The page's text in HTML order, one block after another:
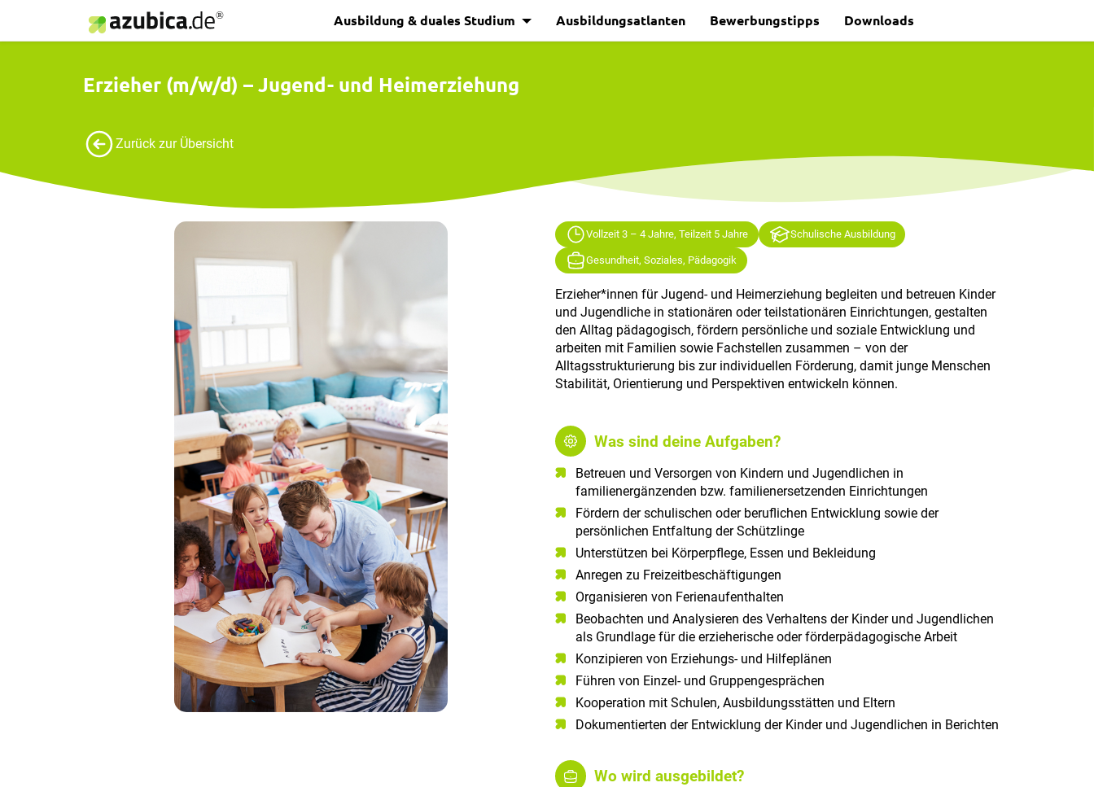
Ausbildung & duales Studium Ausbildungsatlanten Bewerbungstipps Downloads
Erzieher (m/w/d) – Jugend- und Heimerziehung
Zurück zur Übersicht
Vollzeit 3 – 4 Jahre, Teilzeit 5 Jahre Schulische Ausbildung
Gesundheit, Soziales, Pädagogik
Erzieher*innen für Jugend- und Heimerziehung begleiten und betreuen Kinder
und Jugendliche in stationären oder teilstationären Einrichtungen, gestalten
den Alltag pädagogisch, fördern persönliche und soziale Entwicklung und
arbeiten mit Familien sowie Fachstellen zusammen – von der
Alltagsstrukturierung bis zur individuellen Förderung, damit junge Menschen
Stabilität, Orientierung und Perspektiven entwickeln können.
Was sind deine Aufgaben?
Betreuen und Versorgen von Kindern und Jugendlichen in
familienergänzenden bzw. familienersetzenden Einrichtungen
Fördern der schulischen oder beruflichen Entwicklung sowie der
persönlichen Entfaltung der Schützlinge
Unterstützen bei Körperpflege, Essen und Bekleidung
Anregen zu Freizeitbeschäftigungen
Organisieren von Ferienaufenthalten
Beobachten und Analysieren des Verhaltens der Kinder und Jugendlichen
als Grundlage für die erzieherische oder förderpädagogische Arbeit
Konzipieren von Erziehungs- und Hilfeplänen
Führen von Einzel- und Gruppengesprächen
Kooperation mit Schulen, Ausbildungsstätten und Eltern
Dokumentierten der Entwicklung der Kinder und Jugendlichen in Berichten
Wo wird ausgebildet?